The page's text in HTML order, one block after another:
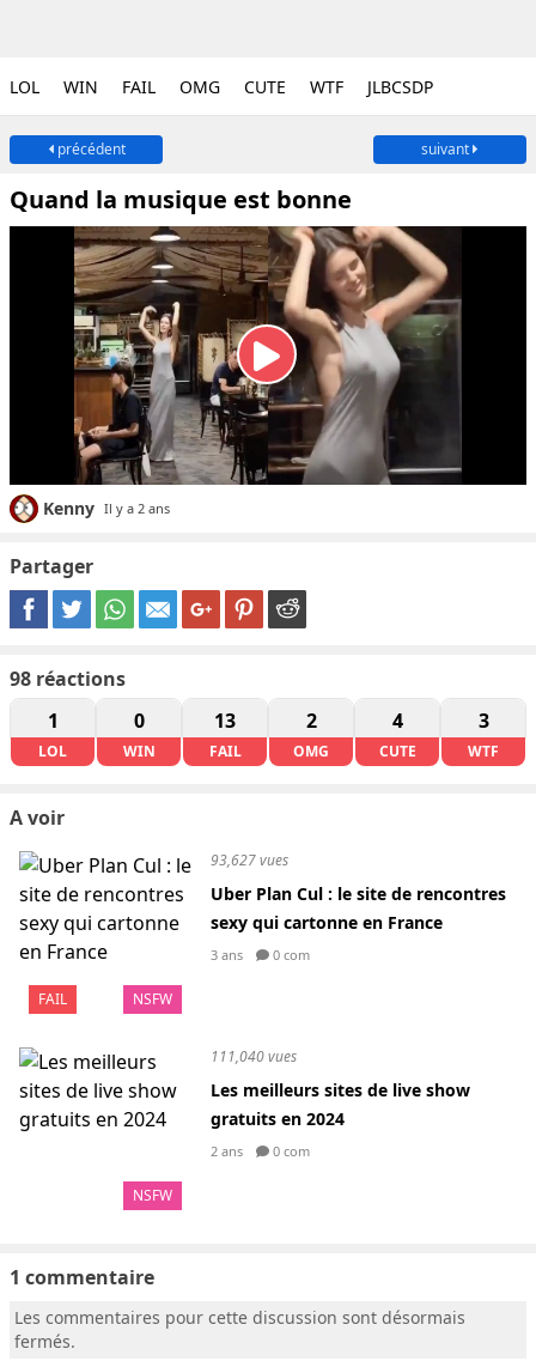
LOL WIN FAIL OMG CUTE WTF JLBCSDP
précédent suivant
Quand la musique est bonne
Kenny Il y a 2 ans
Partager
98 réactions
1
LOL
0
WIN
13
FAIL
2
OMG
4
CUTE
3
WTF
A voir
FAIL NSFW
93,627 vues
Uber Plan Cul : le site de rencontres
sexy qui cartonne en France
3 ans 0 com
NSFW
111,040 vues
Les meilleurs sites de live show
gratuits en 2024
2 ans 0 com
1 commentaire
Les commentaires pour cette discussion sont désormais
fermés.